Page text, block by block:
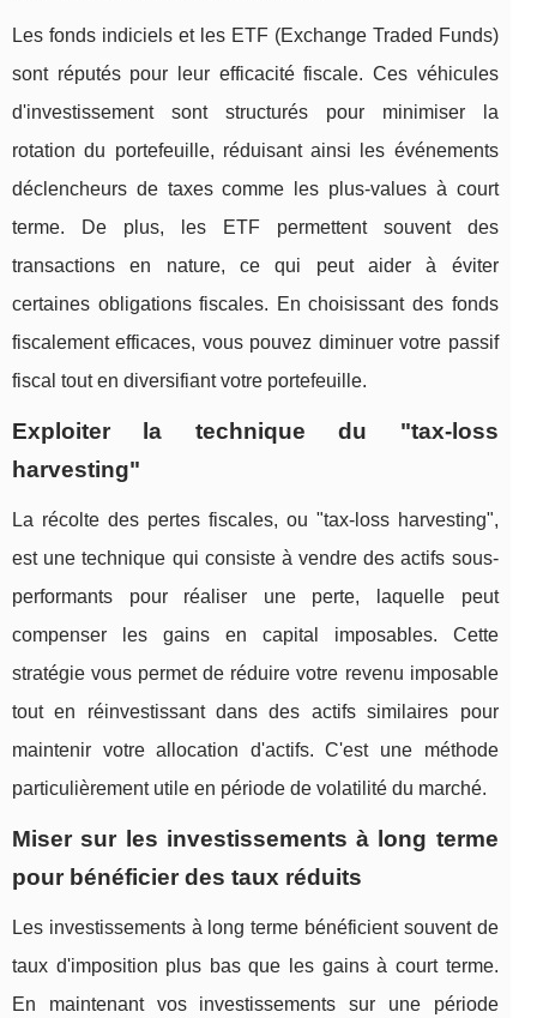
Les fonds indiciels et les ETF (Exchange Traded Funds)
sont réputés pour leur efficacité fiscale. Ces véhicules
d'investissement sont structurés pour minimiser la
rotation du portefeuille, réduisant ainsi les événements
déclencheurs de taxes comme les plus-values à court
terme. De plus, les ETF permettent souvent des
transactions en nature, ce qui peut aider à éviter
certaines obligations fiscales. En choisissant des fonds
fiscalement efficaces, vous pouvez diminuer votre passif
fiscal tout en diversifiant votre portefeuille.
Exploiter la technique du "tax-loss
harvesting"
La récolte des pertes fiscales, ou "tax-loss harvesting",
est une technique qui consiste à vendre des actifs sous-
performants pour réaliser une perte, laquelle peut
compenser les gains en capital imposables. Cette
stratégie vous permet de réduire votre revenu imposable
tout en réinvestissant dans des actifs similaires pour
maintenir votre allocation d'actifs. C'est une méthode
particulièrement utile en période de volatilité du marché.
Miser sur les investissements à long terme
pour bénéficier des taux réduits
Les investissements à long terme bénéficient souvent de
taux d'imposition plus bas que les gains à court terme.
En maintenant vos investissements sur une période